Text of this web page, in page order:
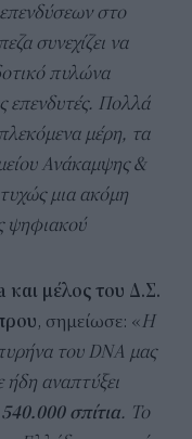
στο
συνεχίζει να
πυλώνα
επενδυτές. Πολλά
μέρη, τα
Ανάκαμψης &
μια ακόμη
ψηφιακού
και μέλος του Δ.Σ.
, σημείωσε: «Η
του DNA μας
ήδη αναπτύξει
σπίτια. Το